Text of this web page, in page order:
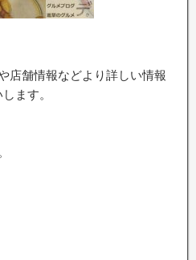
店舗情報などより詳しい情報
ます。